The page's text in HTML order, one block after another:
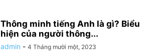
Thông minh tiếng Anh là gì? Biểu
hiện của người thông...
admin - 4 Tháng mười một, 2023